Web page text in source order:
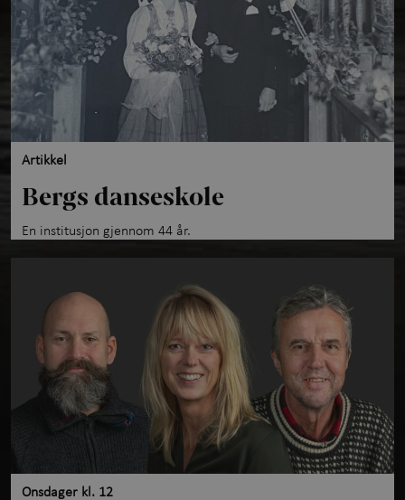
Artikkel
Bergs danseskole
En institusjon gjennom 44 år.
Onsdager kl. 12